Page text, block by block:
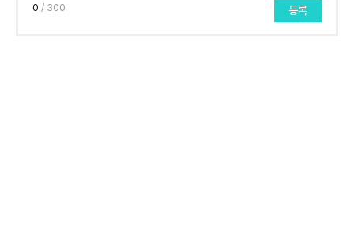
0 / 300 등록